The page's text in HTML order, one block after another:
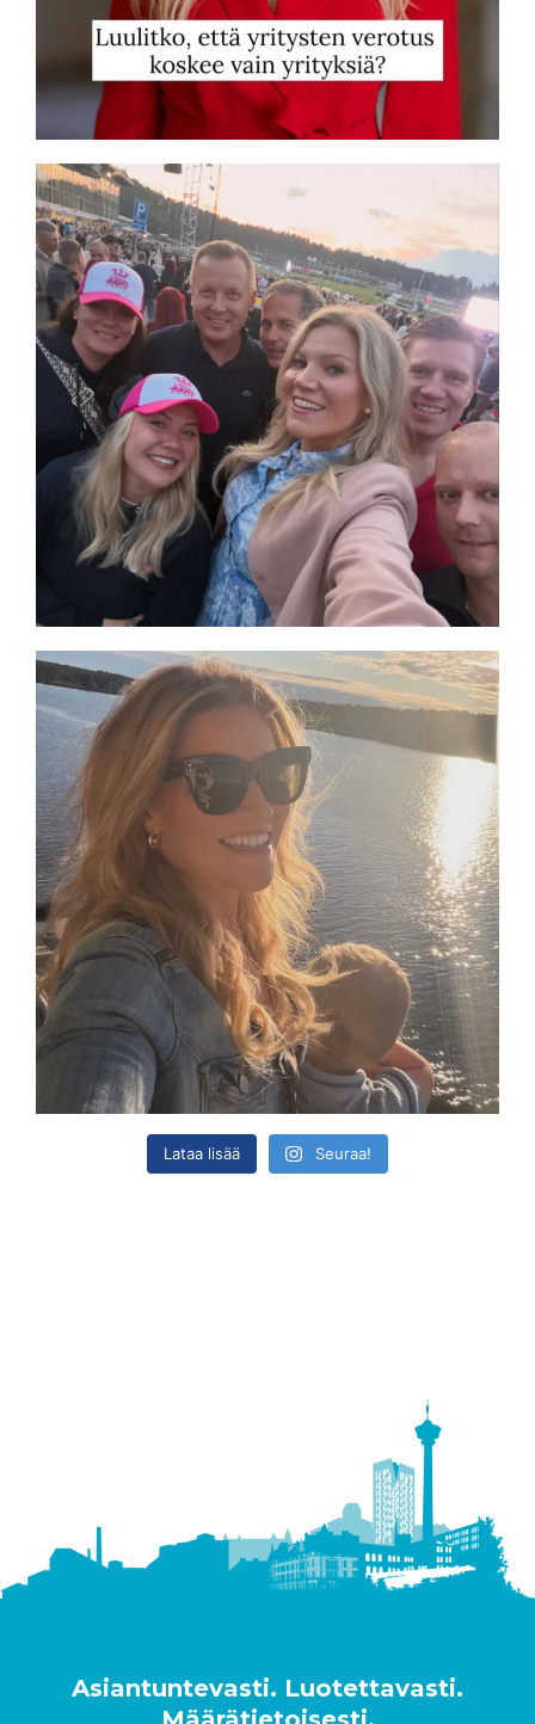
Lataa lisää Seuraa!
Asiantuntevasti. Luotettavasti.